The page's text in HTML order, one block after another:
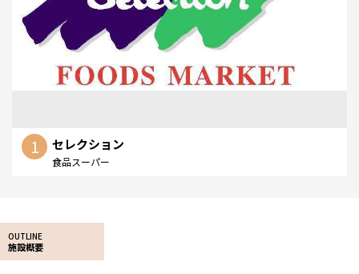
1 セレクション
食品スーパー
OUTLINE
施設概要